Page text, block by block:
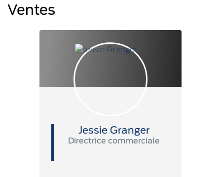
Ventes
Jessie Granger
Directrice commerciale